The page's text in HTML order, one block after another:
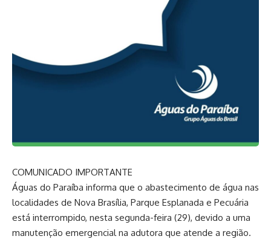
COMUNICADO IMPORTANTE
Águas do Paraíba informa que o abastecimento de água nas
localidades de Nova Brasília, Parque Esplanada e Pecuária
está interrompido, nesta segunda-feira (29), devido a uma
manutenção emergencial na adutora que atende a região.